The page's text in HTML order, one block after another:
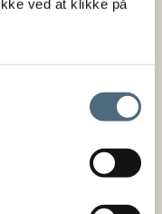
ved at klikke på
og